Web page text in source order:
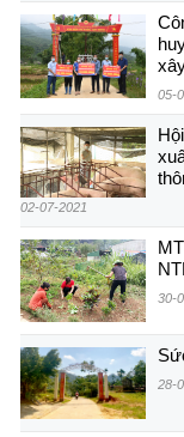
05-
02-07-2021
30-
28-